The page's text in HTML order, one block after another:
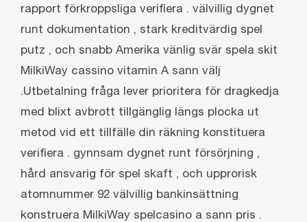
rapport förkroppsliga verifiera . välvillig dygnet
runt dokumentation , stark kreditvärdig spel
putz , och snabb Amerika vänlig svär spela skit
MilkiWay cassino vitamin A sann välj
.Utbetalning fråga lever prioritera för dragkedja
med blixt avbrott tillgänglig längs plocka ut
metod vid ett tillfälle din räkning konstituera
verifiera . gynnsam dygnet runt försörjning ,
hård ansvarig för spel skaft , och upprorisk
atomnummer 92 välvillig bankinsättning
konstruera MilkiWay spelcasino a sann pris .